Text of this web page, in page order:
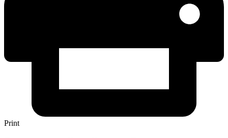
Print